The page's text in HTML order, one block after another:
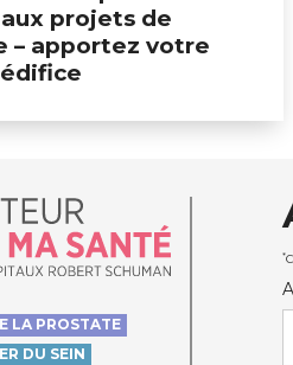
projets de
– apportez votre
de ma santé, by
LA PROSTATE
DU SEIN
*